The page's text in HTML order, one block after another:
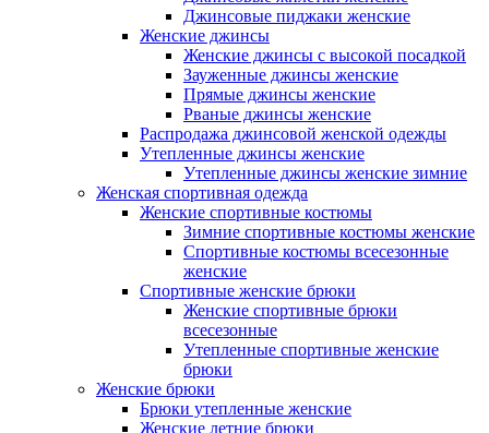
Джинсовые пиджаки женские
Женские джинсы
Женские джинсы с высокой посадкой
Зауженные джинсы женские
Прямые джинсы женские
Рваные джинсы женские
Распродажа джинсовой женской одежды
Утепленные джинсы женские
Утепленные джинсы женские зимние
Женская спортивная одежда
Женские спортивные костюмы
Зимние спортивные костюмы женские
Спортивные костюмы всесезонные
женские
Спортивные женские брюки
Женские спортивные брюки
всесезонные
Утепленные спортивные женские
брюки
Женские брюки
Брюки утепленные женские
Женские летние брюки